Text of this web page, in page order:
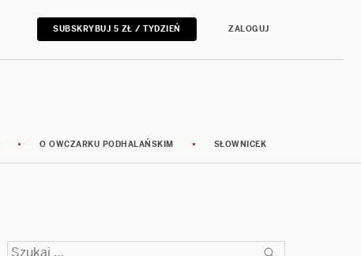
SUBSKRYBUJ 5 ZŁ / TYDZIEŃ ZALOGUJ
O OWCZARKU PODHALAŃSKIM SŁOWNICEK
Szukaj: